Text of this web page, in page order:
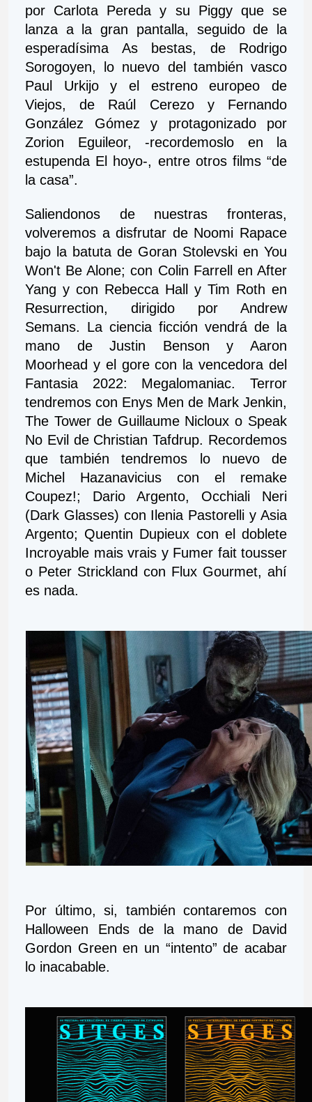
por Carlota Pereda y su Piggy que se
lanza a la gran pantalla, seguido de la
esperadísima As bestas, de Rodrigo
Sorogoyen, lo nuevo del también vasco
Paul Urkijo y el estreno europeo de
Viejos, de Raúl Cerezo y Fernando
González Gómez y protagonizado por
Zorion Eguileor, -recordemoslo en la
estupenda El hoyo-, entre otros films “de
la casa”.
Saliendonos de nuestras fronteras,
volveremos a disfrutar de Noomi Rapace
bajo la batuta de Goran Stolevski en You
Won't Be Alone; con Colin Farrell en After
Yang y con Rebecca Hall y Tim Roth en
Resurrection, dirigido por Andrew
Semans. La ciencia ficción vendrá de la
mano de Justin Benson y Aaron
Moorhead y el gore con la vencedora del
Fantasia 2022: Megalomaniac. Terror
tendremos con Enys Men de Mark Jenkin,
The Tower de Guillaume Nicloux o Speak
No Evil de Christian Tafdrup. Recordemos
que también tendremos lo nuevo de
Michel Hazanavicius con el remake
Coupez!; Dario Argento, Occhiali Neri
(Dark Glasses) con Ilenia Pastorelli y Asia
Argento; Quentin Dupieux con el doblete
Incroyable mais vrais y Fumer fait tousser
o Peter Strickland con Flux Gourmet, ahí
es nada.
Por último, si, también contaremos con
Halloween Ends de la mano de David
Gordon Green en un “intento” de acabar
lo inacabable.